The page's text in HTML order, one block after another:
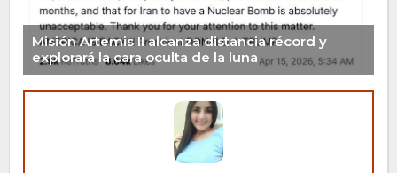
Misión Artemis II alcanza distancia récord y
explorará la cara oculta de la luna